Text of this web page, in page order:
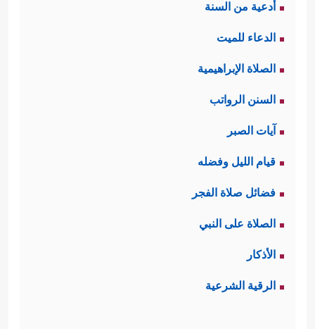
أدعية من السنة
الدعاء للميت
الصلاة الإبراهيمية
السنن الرواتب
آيات الصبر
قيام الليل وفضله
فضائل صلاة الفجر
الصلاة على النبي
الأذكار
الرقية الشرعية